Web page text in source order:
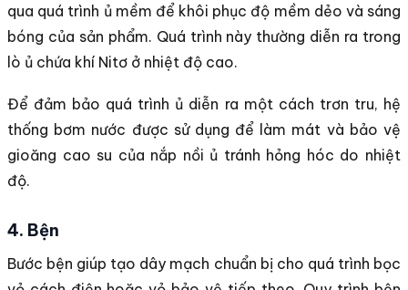
qua quá trình ủ mềm để khôi phục độ mềm dẻo và sáng
bóng của sản phẩm. Quá trình này thường diễn ra trong
lò ủ chứa khí Nitơ ở nhiệt độ cao.
Để đảm bảo quá trình ủ diễn ra một cách trơn tru, hệ
thống bơm nước được sử dụng để làm mát và bảo vệ
gioăng cao su của nắp nồi ủ tránh hỏng hóc do nhiệt
độ.
4. Bện
Bước bện giúp tạo dây mạch chuẩn bị cho quá trình bọc